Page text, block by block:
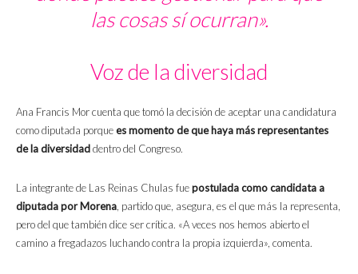
las cosas sí ocurran».
Voz de la diversidad
Ana Francis Mor cuenta que tomó la decisión de aceptar una candidatura
como diputada porquees momento de que haya más representantes
de la diversidaddentro del Congreso.
La integrante de Las Reinas Chulas fuepostulada como candidata a
diputada por Morena , partido que, asegura, es el que más la representa,
pero del que también dice ser crítica. «A veces nos hemos abierto el
camino a fregadazos luchando contra la propia izquierda», comenta.